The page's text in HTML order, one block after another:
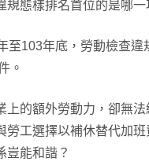
規態樣排名首位的是哪一
至103年底，勞動檢查違
。
上的額外勞動力，卻無
勞工選擇以補休替代加
豈能和諧？